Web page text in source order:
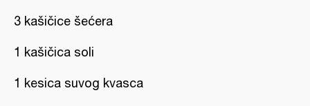
3 kašičice šećera
1 kašičica soli
1 kesica suvog kvasca